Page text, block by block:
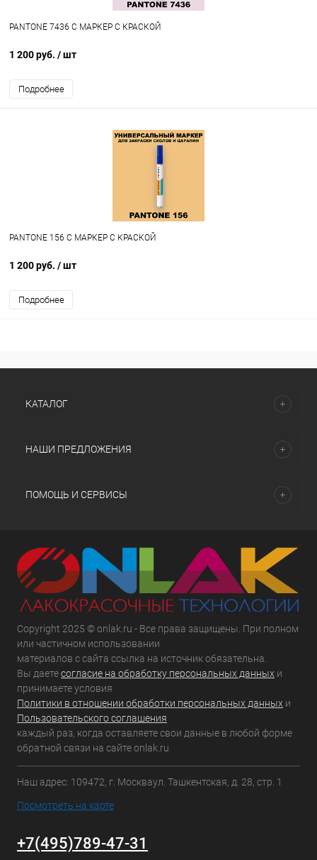
PANTONE 7436 C МАРКЕР С КРАСКОЙ
1 200 руб. / шт
Подробнее
PANTONE 156 C МАРКЕР С КРАСКОЙ
1 200 руб. / шт
Подробнее
КАТАЛОГ
НАШИ ПРЕДЛОЖЕНИЯ
ПОМОЩЬ И СЕРВИСЫ
Copyright 2025 © onlak.ru - Все права защищены. При полном
или частичном использовании
материалов с сайта ссылка на источник обязательна.
Вы даетесогласие на обработку персональных данных и
принимаете условия
Политики в отношении обработки персональных данных и
Пользовательского соглашения
каждый раз, когда оставляете свои данные в любой форме
обратной связи на сайте onlak.ru
Наш адрес: 109472, г. Москваул. Ташкентская, д. 28, стр. 1
Посмотреть на карте
+7(495)789-47-31